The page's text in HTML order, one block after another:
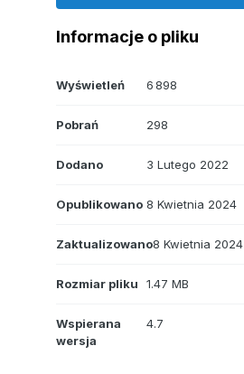
Informacje o pliku
Wyświetleń 6 898
Pobrań 298
Dodano 3 Lutego 2022
Opublikowano 8 Kwietnia 2024
Zaktualizowano8 Kwietnia 2024
Rozmiar pliku 1.47 MB
Wspierana
wersja
4.7